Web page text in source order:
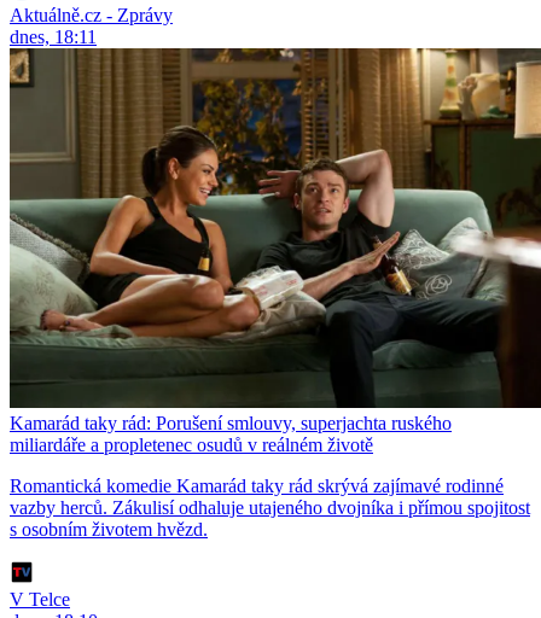
Aktuálně.cz - Zprávy
dnes, 18:11
Kamarád taky rád: Porušení smlouvy, superjachta ruského
miliardáře a propletenec osudů v reálném životě
Romantická komedie Kamarád taky rád skrývá zajímavé rodinné
vazby herců. Zákulisí odhaluje utajeného dvojníka i přímou spojitost
s osobním životem hvězd.
V Telce